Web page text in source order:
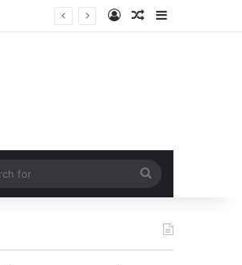
Log InRandom Article
Sidebar
for